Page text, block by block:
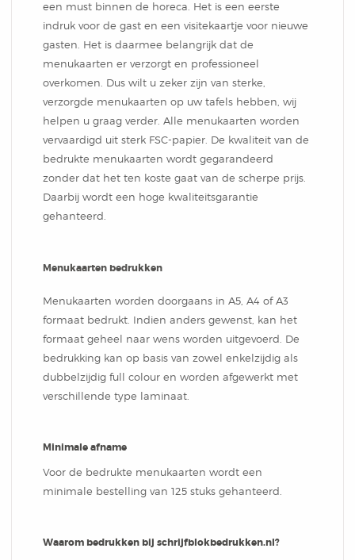
een must binnen de horeca. Het is een eerste
indruk voor de gast en een visitekaartje voor nieuwe
gasten. Het is daarmee belangrijk dat de
menukaarten er verzorgt en professioneel
overkomen. Dus wilt u zeker zijn van sterke,
verzorgde menukaarten op uw tafels hebben, wij
helpen u graag verder. Alle menukaarten worden
vervaardigd uit sterk FSC-papier. De kwaliteit van de
bedrukte menukaarten wordt gegarandeerd
zonder dat het ten koste gaat van de scherpe prijs.
Daarbij wordt een hoge kwaliteitsgarantie
gehanteerd.
Menukaarten bedrukken
Menukaarten worden doorgaans in A5, A4 of A3
formaat bedrukt. Indien anders gewenst, kan het
formaat geheel naar wens worden uitgevoerd. De
bedrukking kan op basis van zowel enkelzijdig als
dubbelzijdig full colour en worden afgewerkt met
verschillende type laminaat.
Minimale afname
Voor de bedrukte menukaarten wordt een
minimale bestelling van 125 stuks gehanteerd.
Waarom bedrukken bij schrijfblokbedrukken.nl?